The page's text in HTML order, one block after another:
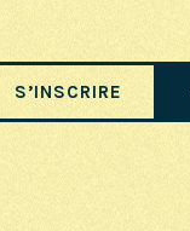
S’INSCRIRE